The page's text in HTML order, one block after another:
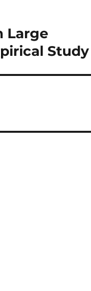
Large